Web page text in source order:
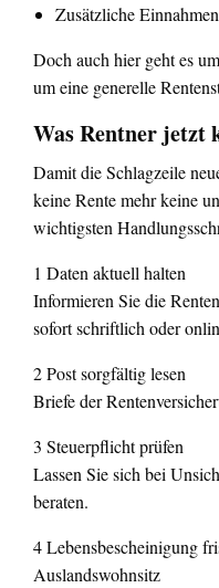
Zusätzliche Einnahmen
Doch auch hier geht es
um eine generelle
Was Rentner jetzt
Damit die Schlagzeile
keine Rente mehr keine
wichtigsten
1 Daten aktuell halten
Informieren Sie die
sofort schriftlich oder
2 Post sorgfältig lesen
Briefe der
3 Steuerpflicht prüfen
Lassen Sie sich bei
beraten.
4 Lebensbescheinigung
Auslandswohnsitz